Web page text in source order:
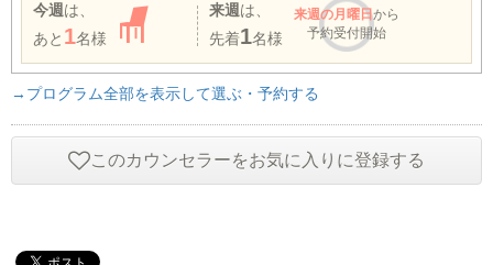
今週 は、
あと 1名様
来週 は、
先着1名様
来週の月曜日から
予約受付開始
→プログラム全部を表示して選ぶ・予約する
このカウンセラーをお気に入りに登録する